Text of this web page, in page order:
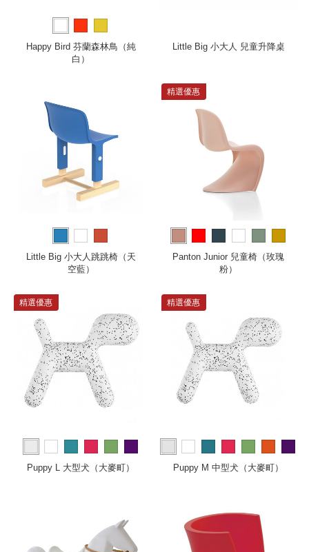
Happy Bird 芬蘭森林鳥（純
白）
Little Big 小大人 兒童升降桌
Little Big 小大人跳跳椅（天
空藍）
精選優惠
more
Panton Junior 兒童椅（玫瑰
粉）
精選優惠
more
Puppy L 大型犬（大麥町）
精選優惠
more
Puppy M 中型犬（大麥町）